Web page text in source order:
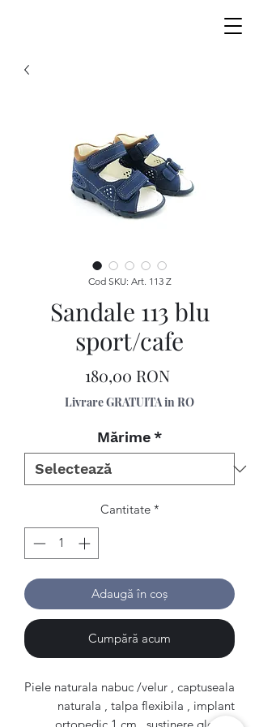
Cod SKU: Art. 113 Z
Sandale 113 blu
sport/cafe
180,00 RONPreț
Livrare GRATUITA in RO
Mărime *
Cantitate *
Adaugă în coș
Cumpără acum
Piele naturala nabuc /velur , captuseala
naturala , talpa flexibila , implant
ortopedic 1 cm , sustinere glezna.